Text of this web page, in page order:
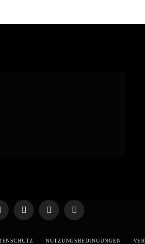
WhatsApp
X
YouTube
NUTZUNGSBEDINGUNGEN